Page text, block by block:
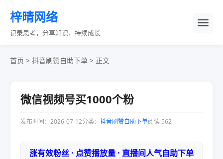
梓晴网络
记录思考，分享知识，持续成长
首页 > 抖音刷赞自助下单 > 正文
微信视频号买1000个粉
发布时间：2026-07-12分类： 抖音刷赞自助下单阅读 562
涨有效粉丝 · 点赞播放量 · 直播间人气自助下单